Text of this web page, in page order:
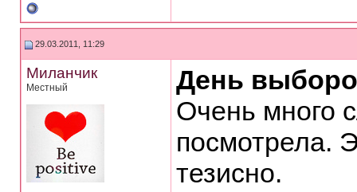
29.03.2011, 11:29
Миланчик
Местный
День
Очень много
посмотрела.
тезисно.